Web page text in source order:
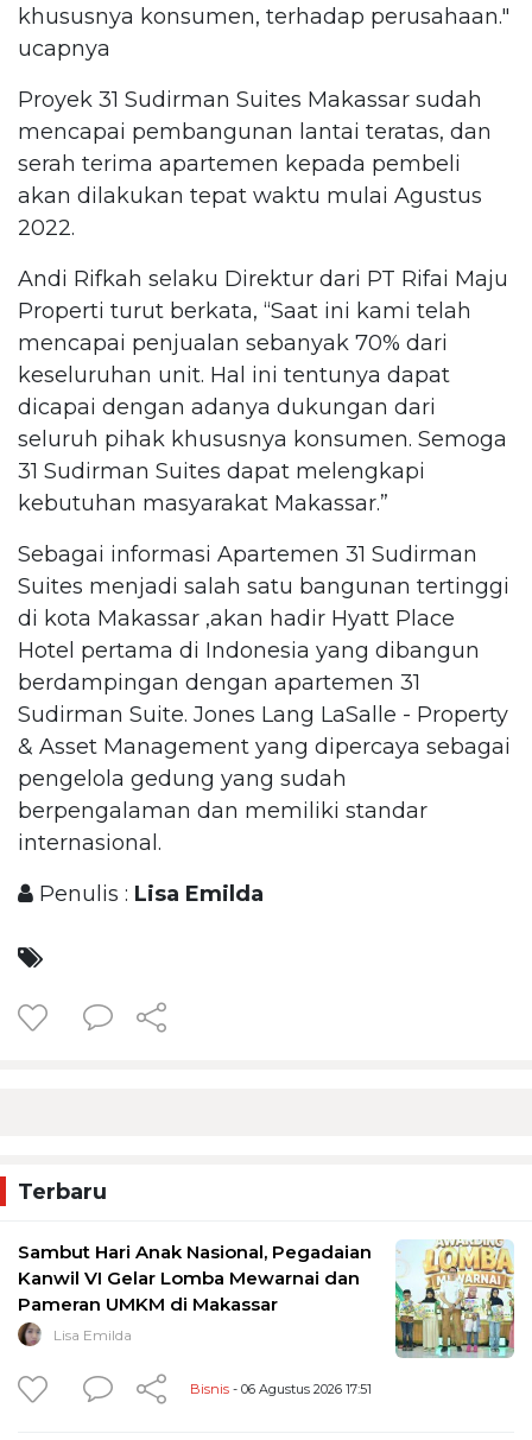
khususnya konsumen, terhadap perusahaan."
ucapnya
Proyek 31 Sudirman Suites Makassar sudah
mencapai pembangunan lantai teratas, dan
serah terima apartemen kepada pembeli
akan dilakukan tepat waktu mulai Agustus
2022.
Andi Rifkah selaku Direktur dari PT Rifai Maju
Properti turut berkata, “Saat ini kami telah
mencapai penjualan sebanyak 70% dari
keseluruhan unit. Hal ini tentunya dapat
dicapai dengan adanya dukungan dari
seluruh pihak khususnya konsumen. Semoga
31 Sudirman Suites dapat melengkapi
kebutuhan masyarakat Makassar.”
Sebagai informasi Apartemen 31 Sudirman
Suites menjadi salah satu bangunan tertinggi
di kota Makassar ,akan hadir Hyatt Place
Hotel pertama di Indonesia yang dibangun
berdampingan dengan apartemen 31
Sudirman Suite. Jones Lang LaSalle - Property
& Asset Management yang dipercaya sebagai
pengelola gedung yang sudah
berpengalaman dan memiliki standar
internasional.
Penulis : Lisa Emilda
Terbaru
Sambut Hari Anak Nasional, Pegadaian
Kanwil VI Gelar Lomba Mewarnai dan
Pameran UMKM di Makassar
Lisa Emilda
Bisnis - 06 Agustus 2026 17:51